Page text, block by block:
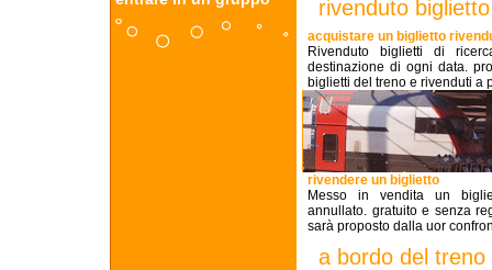
rivenduto biglietto
acquistare un biglietto
Rivenduto biglietti di
destinazione di ogni data.
biglietti del treno e rivenduti a
rivendere un biglietto
Messo in vendita un
annullato. gratuito e senza
sarà proposto dalla uor
a bordo del treno